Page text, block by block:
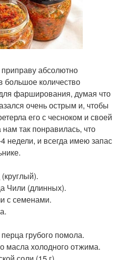
абсолютно
большое количество
фарширования, думая что
очень острым и, чтобы
его с чесноком и своей
так понравилась, что
недели, и всегда имею запас
Чили (длинных).
с семенами.
грубого помола.
масла холодного отжима.